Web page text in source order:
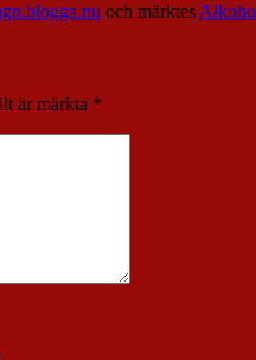
och märktes
är märkta *